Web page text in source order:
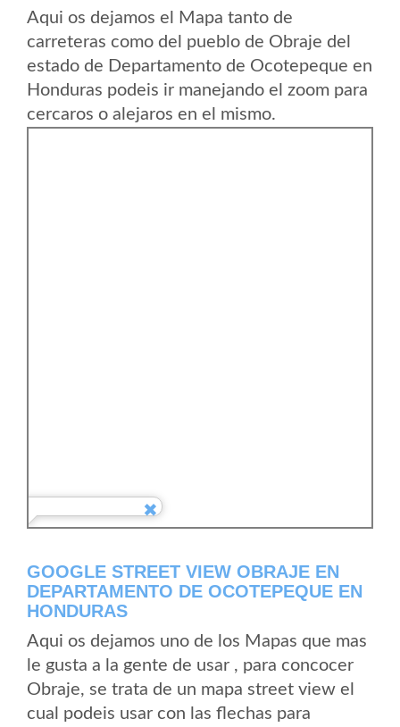
Aqui os dejamos el Mapa tanto de
carreteras como del pueblo de Obraje del
estado de Departamento de Ocotepeque en
Honduras podeis ir manejando el zoom para
cercaros o alejaros en el mismo.
GOOGLE STREET VIEW OBRAJE EN
DEPARTAMENTO DE OCOTEPEQUE EN
HONDURAS
Aqui os dejamos uno de los Mapas que mas
le gusta a la gente de usar , para concocer
Obraje, se trata de un mapa street view el
cual podeis usar con las flechas para